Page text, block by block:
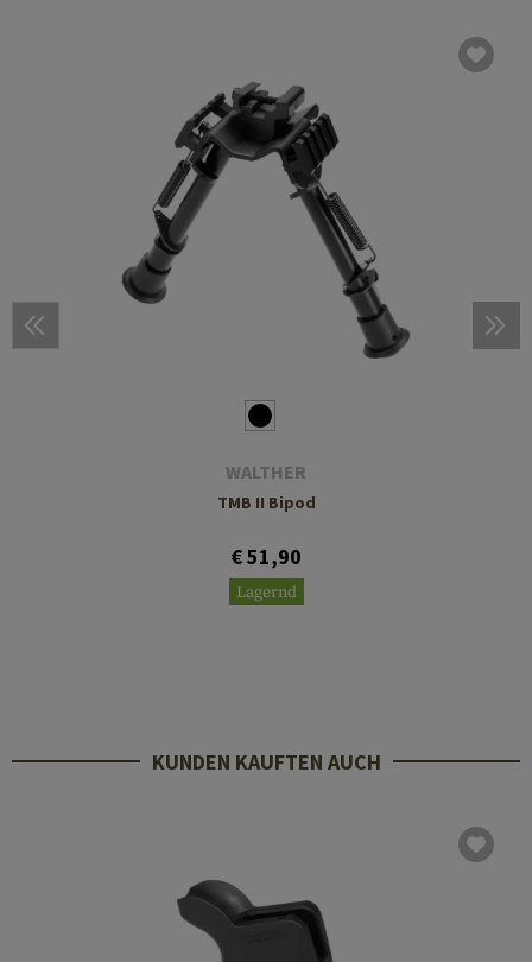
WALTHER
TMB II Bipod
€ 51,90
Lagernd
KUNDEN KAUFTEN AUCH